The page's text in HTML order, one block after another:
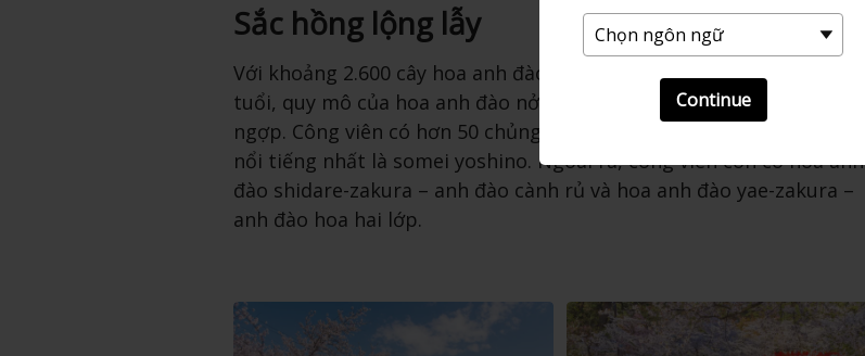
Continue
Sắc hồng lộng lẫy
Với khoảng 2.600 cây hoa anh đào, một số trong đó đã hơn 300 năm
tuổi, quy mô của hoa anh đào nở tại Công viên Hirosaki thật choáng
ngợp. Công viên có hơn 50 chủng loại cây hoa anh đào, bao gồm loại
nổi tiếng nhất là somei yoshino. Ngoài ra, công viên còn có hoa anh
đào shidare-zakura – anh đào cành rủ và hoa anh đào yae-zakura –
anh đào hoa hai lớp.